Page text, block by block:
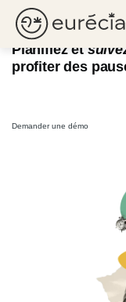
Eurécia
Organiser les temps
Planifiez et
profiter des
Demander une démo